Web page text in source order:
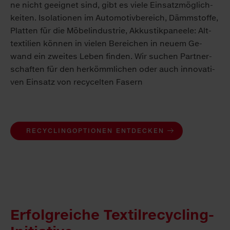
ne nicht ge­eig­net sind, gibt es vie­le Ein­satz­mög­lich­
kei­ten. Iso­la­tio­nen im Au­to­mo­tiv­be­reich, Dämm­stof­fe,
Plat­ten für die Mö­bel­in­dus­trie, Ak­kus­tik­pa­nee­le: Alt­
tex­ti­li­en kön­nen in vie­len Be­rei­chen in neu­em Ge­
wand ein zwei­tes Le­ben fin­den. Wir suchen Part­ner­
schaften für den her­kömm­lichen oder auch in­no­va­ti­
ven Einsatz von re­cycel­ten Fa­sern
RECYCLINGOPTIONEN ENTDECKEN
Erfolgreiche Textilrecycling-